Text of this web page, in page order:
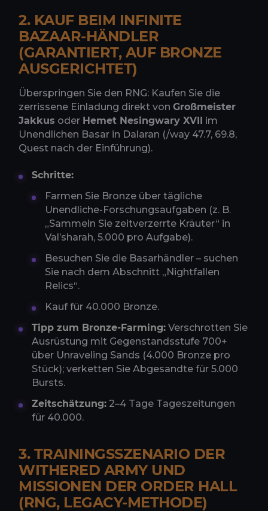
2. KAUF BEIM INFINITE
BAZAAR-HÄNDLER
(GARANTIERT, AUF BRONZE
AUSGERICHTET)
Überspringen Sie den RNG: Kaufen Sie die
zerrissene Einladung direkt von Großmeister
Jakkus oder Hemet Nesingwary XVII im
Unendlichen Basar in Dalaran (/way 47.7, 69.8,
Quest nach der Einführung).
Schritte:
Farmen Sie Bronze über tägliche
Unendliche-Forschungsaufgaben (z. B.
„Sammeln Sie zeitverzerrte Kräuter“ in
Val’sharah, 5.000 pro Aufgabe).
Besuchen Sie die Basarhändler – suchen
Sie nach dem Abschnitt „Nightfallen
Relics“.
Kauf für 40.000 Bronze.
Tipp zum Bronze-Farming: Verschrotten Sie
Ausrüstung mit Gegenstandsstufe 700+
über Unraveling Sands (4.000 Bronze pro
Stück); verketten Sie Abgesandte für 5.000
Bursts.
Zeitschätzung: 2–4 Tage Tageszeitungen
für 40.000.
3. TRAININGSSZENARIO DER
WITHERED ARMY UND
MISSIONEN DER ORDER HALL
(RNG, LEGACY-METHODE)